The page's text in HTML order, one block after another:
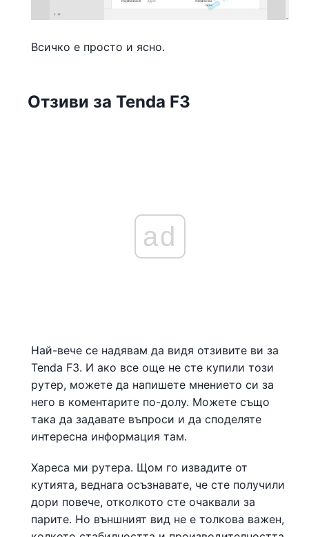
Всичко е просто и ясно.
Отзиви за Tenda F3
ad
Най-вече се надявам да видя отзивите ви за
Tenda F3. И ако все още не сте купили този
рутер, можете да напишете мнението си за
него в коментарите по-долу. Можете също
така да задавате въпроси и да споделяте
интересна информация там.
Хареса ми рутера. Щом го извадите от
кутията, веднага осъзнавате, че сте получили
дори повече, отколкото сте очаквали за
парите. Но външният вид не е толкова важен,